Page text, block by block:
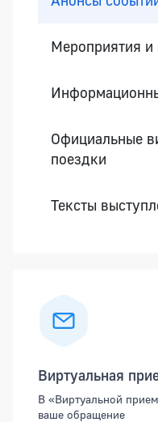
Мероприятия и
Официальные
поездки
Тексты
Виртуальная
В «Виртуальной
ваше обращение